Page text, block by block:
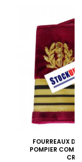
FOURREAUX
POMPIER